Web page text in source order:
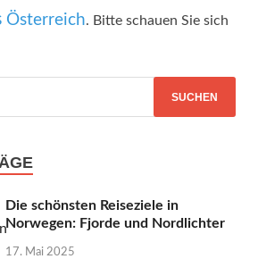
Österreich. Bitte schauen Sie sich
Die schönsten Reiseziele in
Norwegen: Fjorde und Nordlichter
17. Mai 2025